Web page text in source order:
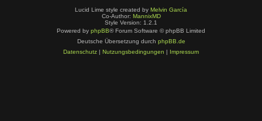
Lucid Lime style created by Melvin García
Co-Author: MannixMD
Style Version: 1.2.1
Powered by phpBB® Forum Software © phpBB Limited
Deutsche Übersetzung durch phpBB.de
Datenschutz | Nutzungsbedingungen | Impressum